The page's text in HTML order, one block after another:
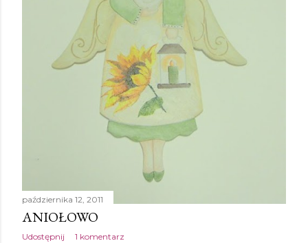
października 12, 2011
ANIOŁOWO
Udostępnij 1 komentarz